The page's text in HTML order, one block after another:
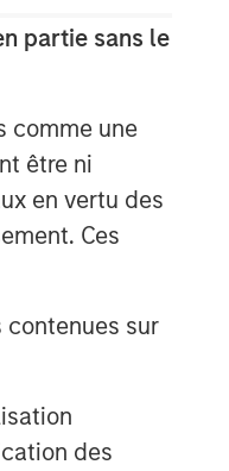
partie sans le
comme une
être ni
en vertu des
Ces
contenues sur
des